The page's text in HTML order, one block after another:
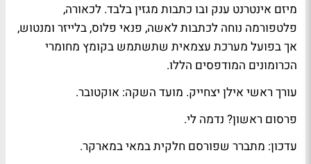
מיזם אינטרנט ענק ובו כתבות מגזין בלבד. לכאורה,
פלטפורמה נוחה לכתבותלאשה, פנאי פלוס,בלייזר ומנטוש,
אך בפועל מערכת עצמאית שתשתמש בקומץ מחומרי
הכרומונים המודפסים הללו.
עורך ראשי אילן יצחייק. מועד השקה: אוקטובר.
פרסום ראשון? נדמה לי.
עדכון: מתברר שפורסם חלקית במאיבמארקר.